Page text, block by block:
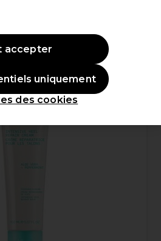
des cookies
uniquement
accepter